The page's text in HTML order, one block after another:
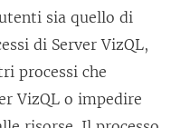
sia quello di
di Server VizQL,
processi che
VizQL o impedire